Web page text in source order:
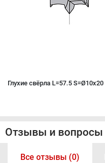
Глухие свёрла L=57.5 S=Ø10x20
Отзывы и вопросы
Все отзывы (0)